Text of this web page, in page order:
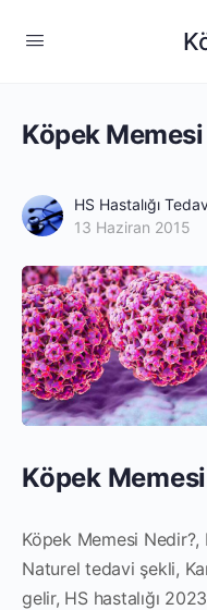
Köpek
HS Hastalığı
13 Haziran 2015
Köpek
Köpek Memesi
Naturel tedavi şekli,
gelir, HS hastalığı